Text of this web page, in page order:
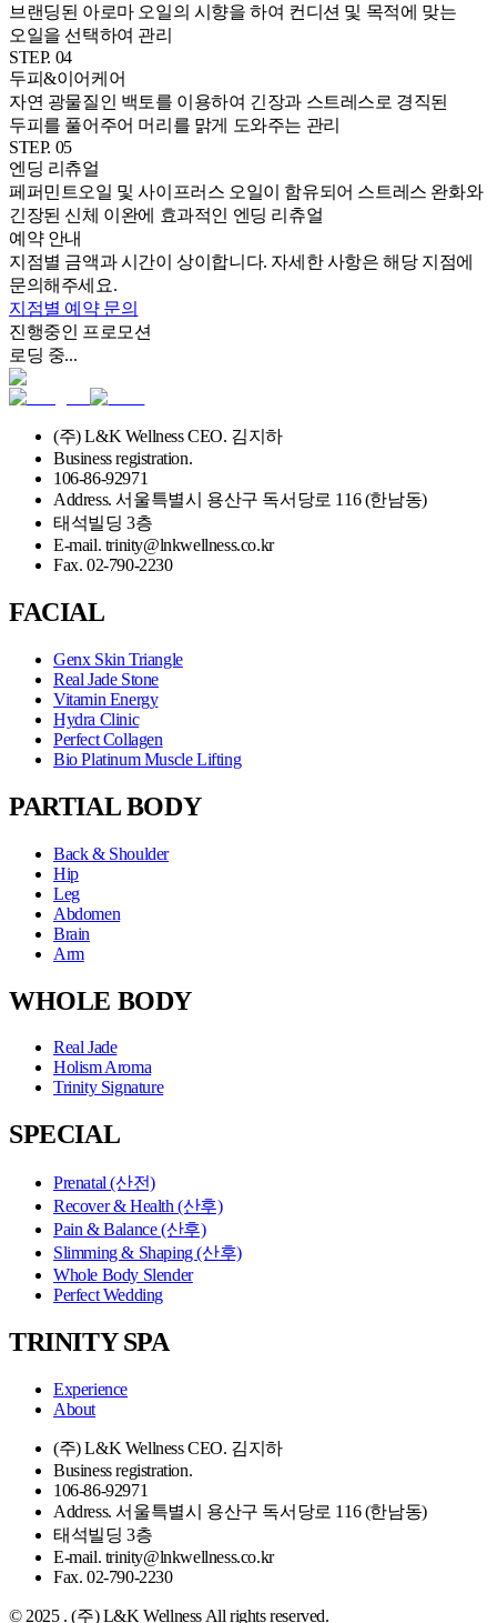
브랜딩된 아로마 오일의 시향을 하여 컨디션 및 목적에 맞는
오일을 선택하여 관리
STEP. 04
두피&이어케어
자연 광물질인 백토를 이용하여 긴장과 스트레스로 경직된
두피를 풀어주어 머리를 맑게 도와주는 관리
STEP. 05
엔딩 리츄얼
페퍼민트오일 및 사이프러스 오일이 함유되어 스트레스 완화와
긴장된 신체 이완에 효과적인 엔딩 리츄얼
예약 안내
지점별 금액과 시간이 상이합니다. 자세한 사항은 해당 지점에
문의해주세요.
지점별 예약 문의
진행중인 프로모션
로딩 중...
(주) L&K Wellness CEO. 김지하
Business registration.
106-86-92971
Address. 서울특별시 용산구 독서당로 116 (한남동)
태석빌딩 3층
E-mail. trinity@lnkwellness.co.kr
Fax. 02-790-2230
FACIAL
Genx Skin Triangle
Real Jade Stone
Vitamin Energy
Hydra Clinic
Perfect Collagen
Bio Platinum Muscle Lifting
PARTIAL BODY
Back & Shoulder
Hip
Leg
Abdomen
Brain
Arm
WHOLE BODY
Real Jade
Holism Aroma
Trinity Signature
SPECIAL
Prenatal (산전)
Recover & Health (산후)
Pain & Balance (산후)
Slimming & Shaping (산후)
Whole Body Slender
Perfect Wedding
TRINITY SPA
Experience
About
(주) L&K Wellness CEO. 김지하
Business registration.
106-86-92971
Address. 서울특별시 용산구 독서당로 116 (한남동)
태석빌딩 3층
E-mail. trinity@lnkwellness.co.kr
Fax. 02-790-2230
© 2025 . (주) L&K Wellness All rights reserved.